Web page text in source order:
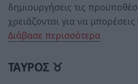
δημιουργήσεις τις
χρειάζονται για να
Διάβασε περισσότερα
ΤΑΥΡΟΣ ♉